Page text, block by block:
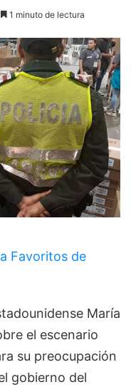
1 minuto de lectura
Favoritos de
María
el escenario
su preocupación
gobierno del